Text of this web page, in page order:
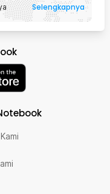
Selengkapnya